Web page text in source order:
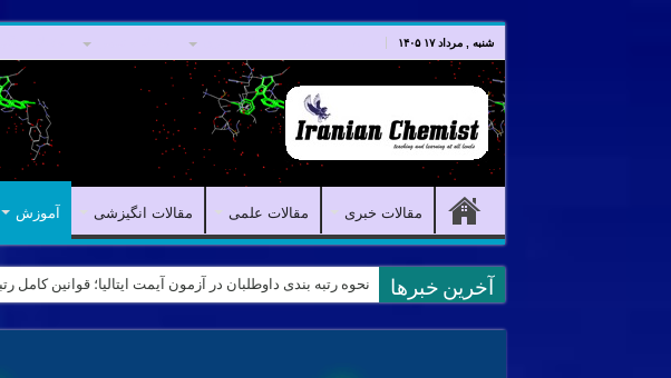
شنبه , مرداد ۱۷ ۱۴۰۵
مقالات خبری مقالات علمی مقالات انگیزشی آموزش
آخرین خبرها نمونه سوالات آیمت ایتالیا – استدلال و منطق – تفکر انتقادی – Logical reasoning – پارت ۸